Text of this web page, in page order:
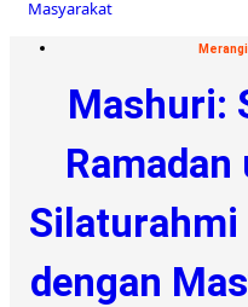
Mashuri:
Silaturahmi
dengan